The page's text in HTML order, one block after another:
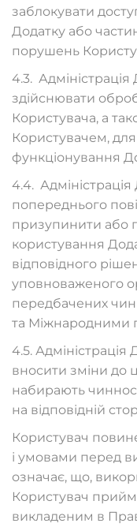
заблокувати
Додатку або
порушень
4.3.
здійснювати
Користувача, а
Користувачем,
функціонування
4.4.
попереднього
призупинити або
користування
відповідного
уповноваженого
передбачених
та Міжнародними
4.5.
вносити зміни до
набирають
на відповідній
Користувач
і умовами перед
означає, що,
Користувач
викладеним в